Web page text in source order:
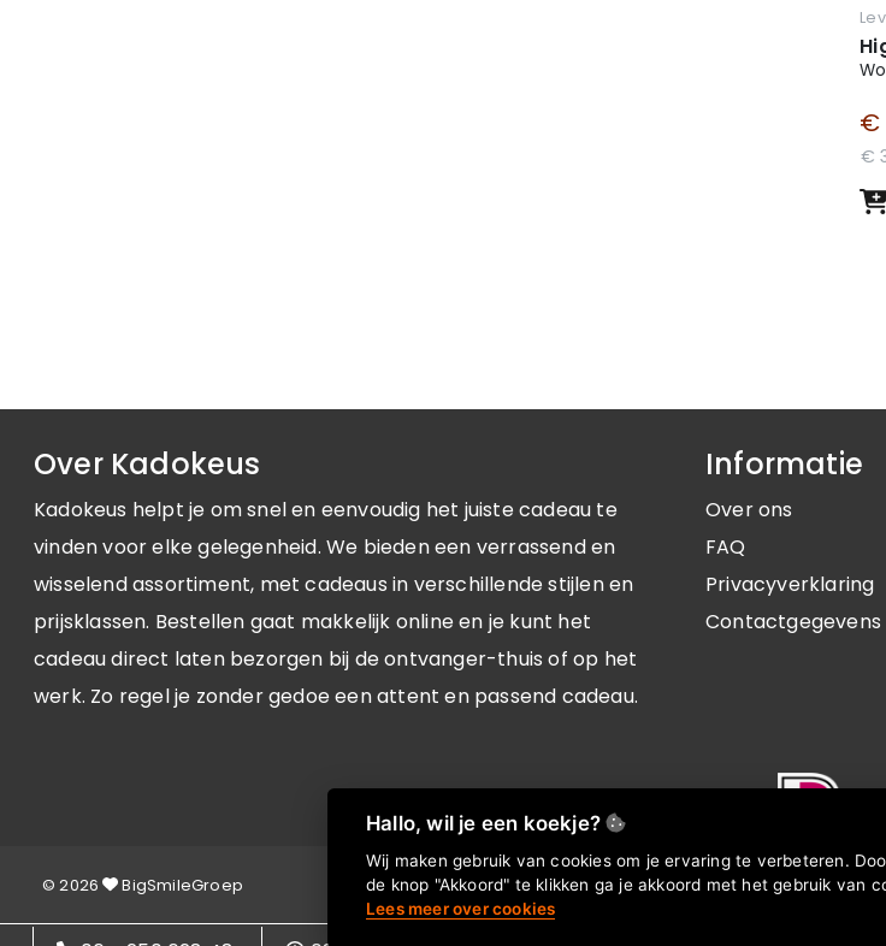
€
€
Over Kadokeus
Kadokeus helpt je om snel en eenvoudig het juiste cadeau te
vinden voor elke gelegenheid. We bieden een verrassend en
wisselend assortiment, met cadeaus in verschillende stijlen en
prijsklassen. Bestellen gaat makkelijk online en je kunt het
cadeau direct laten bezorgen bij de ontvanger-thuis of op het
werk. Zo regel je zonder gedoe een attent en passend cadeau.
Informatie
Over ons
FAQ
Privacyverklaring
Contactgegevens
© 2026 BigSmileGroep
Hallo, wil je een koekje?
Wij maken gebruik van cookies om je ervaring te verbeteren.
de knop "Akkoord" te klikken ga je akkoord met het gebruik van
Lees meer over cookies